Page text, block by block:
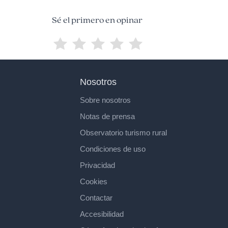
Sé el primero en opinar
Nosotros
Sobre nosotros
Notas de prensa
Observatorio turismo rural
Condiciones de uso
Privacidad
Cookies
Contactar
Accesibilidad